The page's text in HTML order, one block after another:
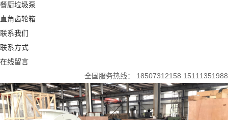
餐厨垃圾泵
直角齿轮箱
联系我们
联系方式
在线留言
全国服务热线：
18507312158 15111351988